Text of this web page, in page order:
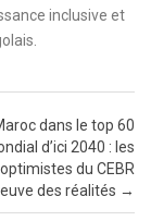
inclusive et
dans le top 60
d’ici 2040 : les
du CEBR
des réalités →